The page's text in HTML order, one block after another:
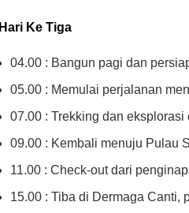
Hari Ke Tiga
04.00 : Bangun pagi dan
05.00 : Memulai perjalanan
07.00 : Trekking dan
09.00 : Kembali menuju Pulau
11.00 : Check-out dari
15.00 : Tiba di Dermaga Canti,